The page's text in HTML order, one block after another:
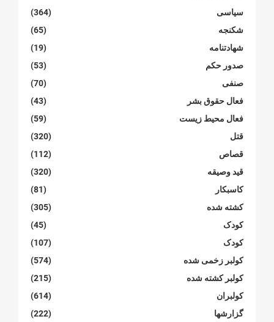
سیاسی
(364)
شکنجە
(65)
شهادتنامە
(19)
صدور حکم
(53)
صنفی
(70)
فعال حقوق بشر
(43)
فعال محیط زیست
(59)
قتل
(320)
قصاص
(112)
قید وصیقه
(320)
کاسبکار
(81)
کشته شده
(305)
کودک
(45)
کودک
(107)
کولبر زخمی شدە
(574)
کولبر کشتە شدە
(215)
کولبران
(614)
گزارشها
(222)